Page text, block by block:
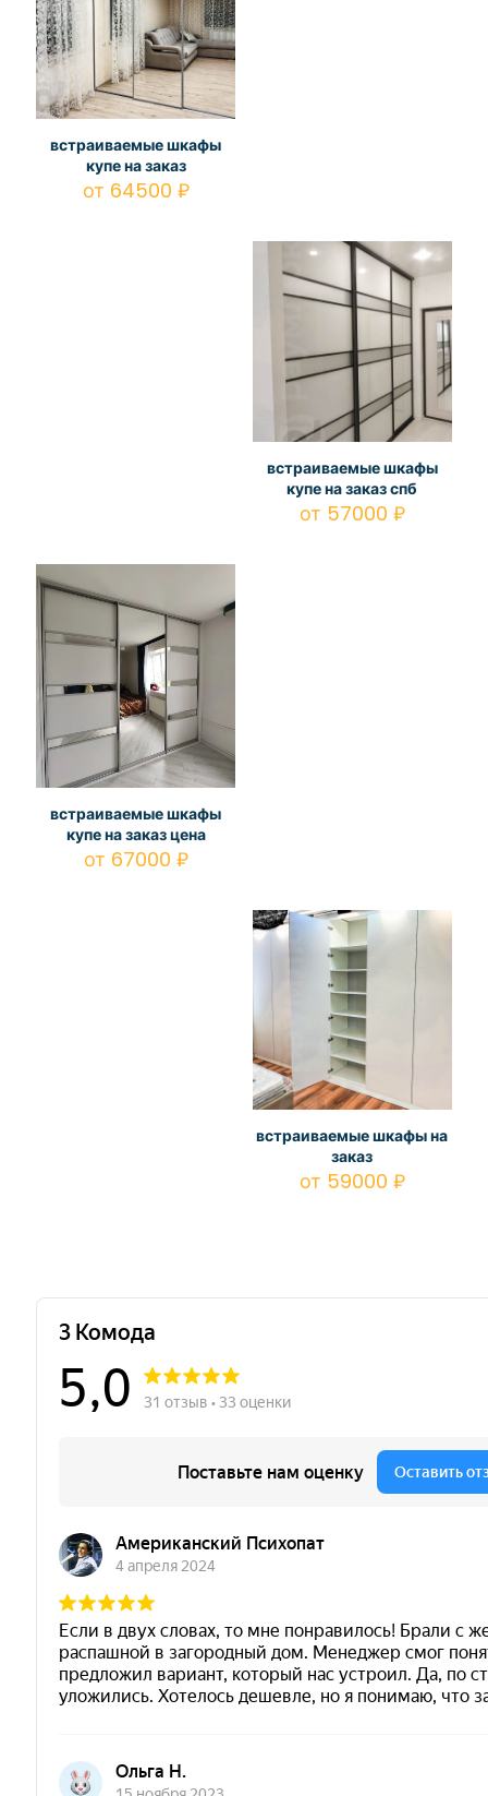
встраиваемые шкафы
купе на заказ
от 64500 ₽
встраиваемые шкафы
купе на заказ спб
от 57000 ₽
встраиваемые шкафы
купе на заказ цена
от 67000 ₽
встраиваемые шкафы на
заказ
от 59000 ₽